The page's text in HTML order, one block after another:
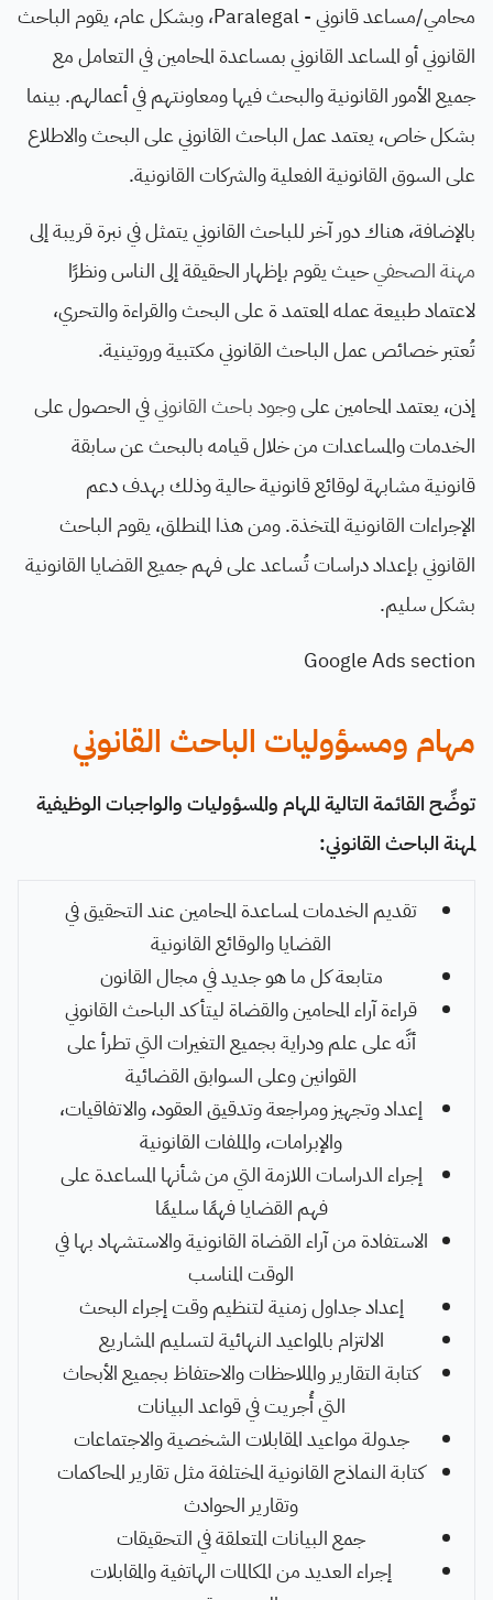
محامي/مساعد قانوني - Paralegal، وبشكل عام، يقوم الباحث
القانوني أو المساعد القانوني بمساعدة المحامين في التعامل مع
جميع الأمور القانونية والبحث فيها ومعاونتهم في أعمالهم. بينما
بشكل خاص، يعتمد عمل الباحث القانوني على البحث والاطلاع
على السوق القانونية الفعلية والشركات القانونية.
بالإضافة، هناك دور آخر للباحث القانوني يتمثل في نبرة قريبة إلى
مهنة الصحفيحيث يقوم بإظهار الحقيقة إلى الناس ونظرًا
لاعتماد طبيعة عمله المعتمد ة على البحث والقراءة والتحري،
تُعتبر خصائص عمل الباحث القانوني مكتبية وروتينية.
إذن، يعتمد المحامين علىوجود باحث القانونيفي الحصول على
الخدمات والمساعدات من خلال قيامه بالبحث عن سابقة
قانونية مشابهة لوقائع قانونية حالية وذلك بهدف دعم
الإجراءات القانونية المتخذة. ومن هذا المنطلق، يقوم الباحث
القانوني بإعداد دراسات تُساعد على فهم جميع القضايا القانونية
بشكل سليم.
Google Ads section
مهام ومسؤوليات الباحث القانوني
توضِّح القائمة التالية المهام والمسؤوليات والواجبات الوظيفية
لمهنة الباحث القانوني:
تقديم الخدمات لمساعدة المحامين عند التحقيق في
القضايا والوقائع القانونية
متابعة كل ما هو جديد في مجال القانون
قراءة آراء المحامين والقضاة ليتأكد الباحث القانوني
أنَّه على علم ودراية بجميع التغيرات التي تطرأ على
القوانين وعلى السوابق القضائية
إعداد وتجهيز ومراجعة وتدقيق العقود، والاتفاقيات،
والإبرامات، والملفات القانونية
إجراء الدراسات اللازمة التي من شأنها المساعدة على
فهم القضايا فهمًا سليمًا
الاستفادة من آراء القضاة القانونية والاستشهاد بها في
الوقت المناسب
إعداد جداول زمنية لتنظيم وقت إجراء البحث
الالتزام بالمواعيد النهائية لتسليم المشاريع
كتابة التقارير والملاحظات والاحتفاظ بجميع الأبحاث
التي أُجريت في قواعد البيانات
جدولة مواعيد المقابلات الشخصية والاجتماعات
كتابة النماذج القانونية المختلفة مثل تقارير المحاكمات
وتقارير الحوادث
جمع البيانات المتعلقة في التحقيقات
إجراء العديد من المكالمات الهاتفية والمقابلات